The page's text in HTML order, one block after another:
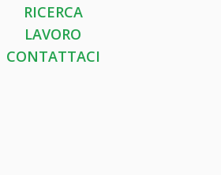
RICERCA
LAVORO
CONTATTACI